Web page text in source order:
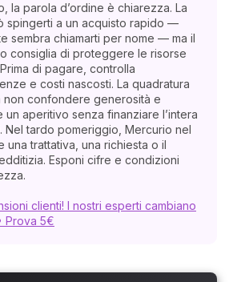
la parola d’ordine è chiarezza. La
spingerti a un acquisto rapido —
sembra chiamarti per nome — ma il
consiglia di proteggere le risorse
di pagare, controlla
e costi nascosti. La quadratura
non confondere generosità e
aperitivo senza finanziare l’intera
Nel tardo pomeriggio, Mercurio nel
una trattativa, una richiesta o il
Esponi cifre e condizioni
clienti! I nostri esperti cambiano
Prova 5€